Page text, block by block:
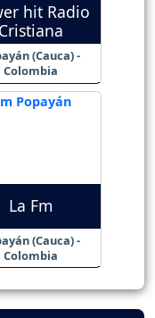
hit Radio
Cristiana
(Cauca) -
Colombia
La Fm
(Cauca) -
Colombia